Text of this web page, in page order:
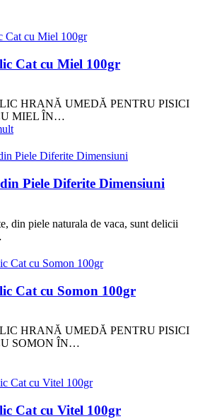
Cat cu Miel 100gr
HRANĂ UMEDĂ PENTRU PISICI
MIEL ÎN…
Piele Diferite Dimensiuni
din piele naturala de vaca, sunt delicii
Cat cu Somon 100gr
HRANĂ UMEDĂ PENTRU PISICI
SOMON ÎN…
Cat cu Vitel 100gr